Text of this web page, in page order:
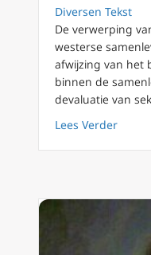
Diversen Tekst
De verwerping
westerse
afwijzing van het
binnen de
devaluatie van
Lees Verderabout